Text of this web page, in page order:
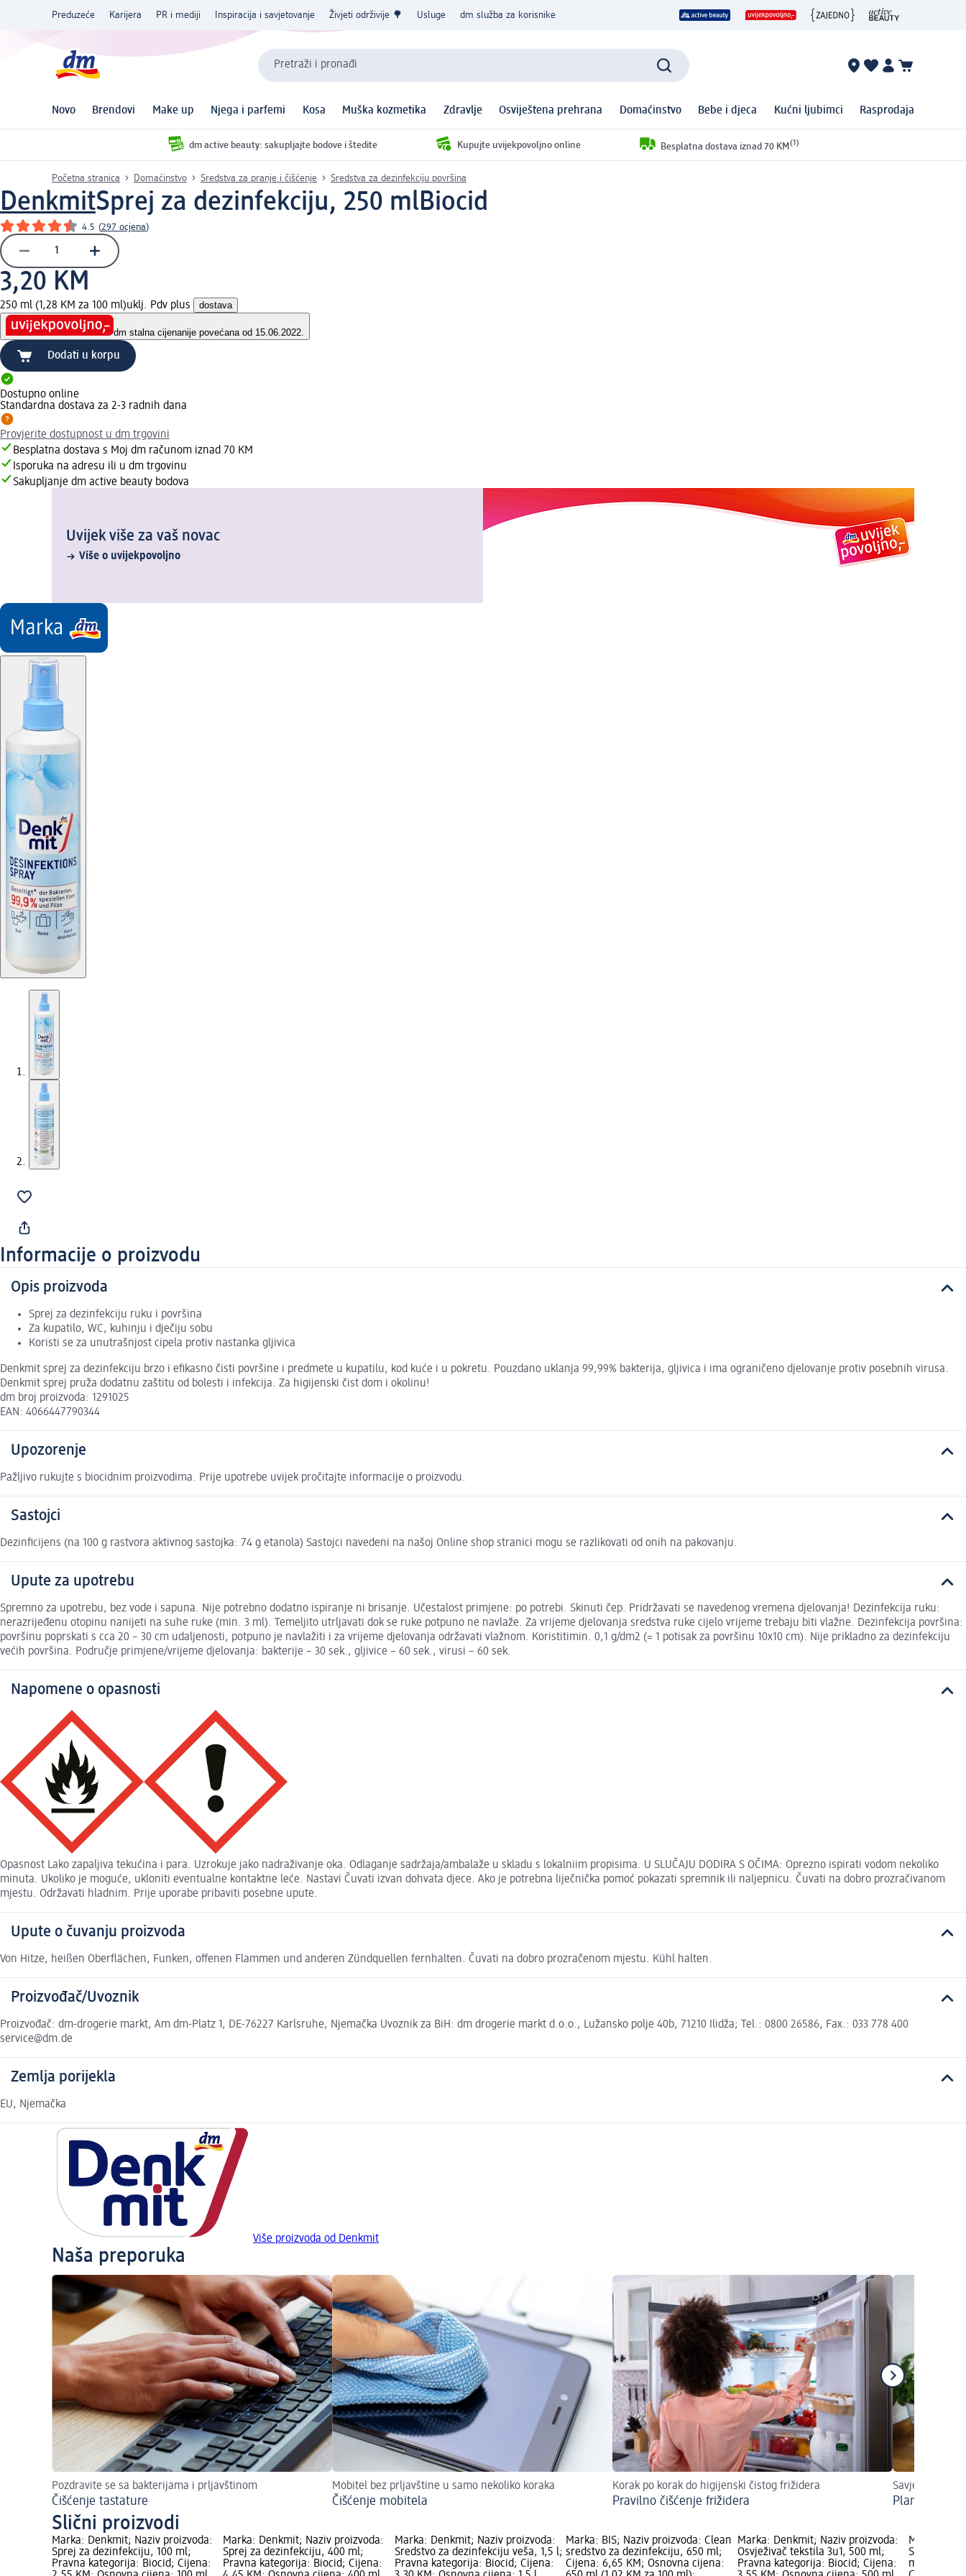
Preduzeće Karijera PR i mediji Inspiracija i savjetovanje Živjeti održivije 🌳 Usluge dm služba za korisnike
Pretraži i pronađi
Novo Brendovi Make up Njega i parfemi Kosa Muška kozmetika Zdravlje Osviještena prehrana Domaćinstvo Bebe i djeca Kućni ljubimci Rasprodaja
dm active beauty: sakupljajte bodove i štedite Kupujte uvijekpovoljno online Besplatna dostava iznad 70 KM (1)
Početna stranica Domaćinstvo Sredstva za pranje i čišćenje Sredstva za dezinfekciju površina
DenkmitSprej za dezinfekciju, 250 mlBiocid
4.5 (297 ocjena)
3,20 KM
250 ml (1,28 KM za 100 ml)uklj. Pdv plus dostava
dm stalna cijenanije povećana od 15.06.2022.
Dodati u korpu
Dostupno online
Standardna dostava za 2-3 radnih dana
Provjerite dostupnost u dm trgovini
Besplatna dostava s Moj dm računom iznad 70 KM
Isporuka na adresu ili u dm trgovinu
Sakupljanje dm active beauty bodova
Uvijek više za vaš novac
Više o uvijekpovoljno
Informacije o proizvodu
Opis proizvoda
Sprej za dezinfekciju ruku i površina
Za kupatilo, WC, kuhinju i dječiju sobu
Koristi se za unutrašnjost cipela protiv nastanka gljivica
Denkmit sprej za dezinfekciju brzo i efikasno čisti površine i predmete u kupatilu, kod kuće i u pokretu. Pouzdano uklanja 99,99% bakterija, gljivica i ima ograničeno djelovanje protiv posebnih virusa.
Denkmit sprej pruža dodatnu zaštitu od bolesti i infekcija. Za higijenski čist dom i okolinu!
dm broj proizvoda: 1291025
EAN: 4066447790344
Upozorenje
Pažljivo rukujte s biocidnim proizvodima. Prije upotrebe uvijek pročitajte informacije o proizvodu.
Sastojci
Dezinficijens (na 100 g rastvora aktivnog sastojka: 74 g etanola) Sastojci navedeni na našoj Online shop stranici mogu se razlikovati od onih na pakovanju.
Upute za upotrebu
Spremno za upotrebu, bez vode i sapuna. Nije potrebno dodatno ispiranje ni brisanje. Učestalost primjene: po potrebi. Skinuti čep. Pridržavati se navedenog vremena djelovanja! Dezinfekcija ruku:
nerazrijeđenu otopinu nanijeti na suhe ruke (min. 3 ml). Temeljito utrljavati dok se ruke potpuno ne navlaže. Za vrijeme djelovanja sredstva ruke cijelo vrijeme trebaju biti vlažne. Dezinfekcija površina:
površinu poprskati s cca 20 – 30 cm udaljenosti, potpuno je navlažiti i za vrijeme djelovanja održavati vlažnom. Koristitimin. 0,1 g/dm2 (= 1 potisak za površinu 10x10 cm). Nije prikladno za dezinfekciju
većih površina. Područje primjene/vrijeme djelovanja: bakterije – 30 sek., gljivice – 60 sek., virusi – 60 sek.
Napomene o opasnosti
Opasnost Lako zapaljiva tekućina i para. Uzrokuje jako nadraživanje oka. Odlaganje sadržaja/ambalaže u skladu s lokalniim propisima. U SLUČAJU DODIRA S OČIMA: Oprezno ispirati vodom nekoliko
minuta. Ukoliko je moguće, ukloniti eventualne kontaktne leće. Nastavi Čuvati izvan dohvata djece. Ako je potrebna liječnička pomoć pokazati spremnik ili naljepnicu. Čuvati na dobro prozračivanom
mjestu. Održavati hladnim. Prije uporabe pribaviti posebne upute.
Upute o čuvanju proizvoda
Von Hitze, heißen Oberflächen, Funken, offenen Flammen und anderen Zündquellen fernhalten. Čuvati na dobro prozračenom mjestu. Kühl halten.
Proizvođač/Uvoznik
Proizvođač: dm-drogerie markt, Am dm-Platz 1, DE-76227 Karlsruhe, Njemačka Uvoznik za BiH: dm drogerie markt d.o.o., Lužansko polje 40b, 71210 Ilidža; Tel.: 0800 26586, Fax.: 033 778 400
service@dm.de
Zemlja porijekla
EU, Njemačka
Više proizvoda od Denkmit
Naša preporuka
Pozdravite se sa bakterijama i prljavštinom
Čišćenje tastature
Mobitel bez prljavštine u samo nekoliko koraka
Čišćenje mobitela
Korak po korak do higijenski čistog frižidera
Pravilno čišćenje frižidera
Savjeti za
Plan za
Slični proizvodi
Marka: Denkmit; Naziv proizvoda:
Sprej za dezinfekciju, 100 ml;
Pravna kategorija: Biocid; Cijena:
Marka: Denkmit; Naziv proizvoda:
Sprej za dezinfekciju, 400 ml;
Pravna kategorija: Biocid; Cijena:
Marka: Denkmit; Naziv proizvoda:
Sredstvo za dezinfekciju veša, 1,5 l;
Pravna kategorija: Biocid; Cijena:
Marka: BIS; Naziv proizvoda: Clean
sredstvo za dezinfekciju, 650 ml;
Cijena: 6,65 KM; Osnovna cijena:
Marka: Denkmit; Naziv proizvoda:
Osvježivač tekstila 3u1, 500 ml;
Pravna kategorija: Biocid; Cijena:
Marka:
Sredstvo
ml; Pravna